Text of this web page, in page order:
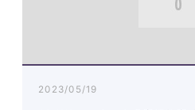
2023/05/19